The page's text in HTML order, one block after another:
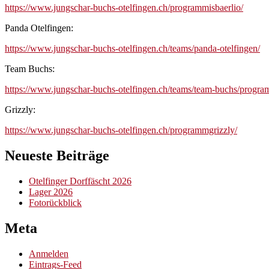
https://www.jungschar-buchs-otelfingen.ch/programmisbaerlio/
Panda Otelfingen:
https://www.jungschar-buchs-otelfingen.ch/teams/panda-otelfingen/
Team Buchs:
https://www.jungschar-buchs-otelfingen.ch/teams/team-buchs/
Grizzly:
https://www.jungschar-buchs-otelfingen.ch/programmgrizzly/
Neueste Beiträge
Otelfinger Dorffäscht 2026
Lager 2026
Fotorückblick
Meta
Anmelden
Eintrags-Feed